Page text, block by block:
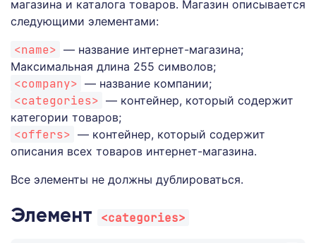
магазина и каталога товаров. Магазин описывается
следующими элементами:
<name> — название интернет-магазина;
Максимальная длина 255 символов;
<company> — название компании;
<categories> — контейнер, который содержит
категории товаров;
<offers> — контейнер, который содержит
описания всех товаров интернет-магазина.
Все элементы не должны дублироваться.
Элемент <categories>